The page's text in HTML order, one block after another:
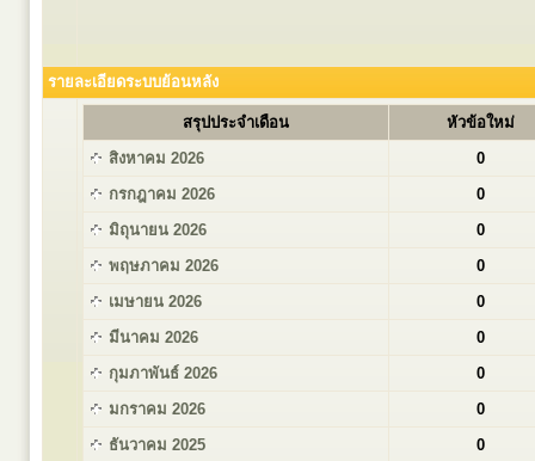
รายละเอียดระบบย้อนหลัง
สรุปประจำเดือน
หัวข้อใหม่
สิงหาคม 2026
0
กรกฎาคม 2026
0
มิถุนายน 2026
0
พฤษภาคม 2026
0
เมษายน 2026
0
มีนาคม 2026
0
กุมภาพันธ์ 2026
0
มกราคม 2026
0
ธันวาคม 2025
0